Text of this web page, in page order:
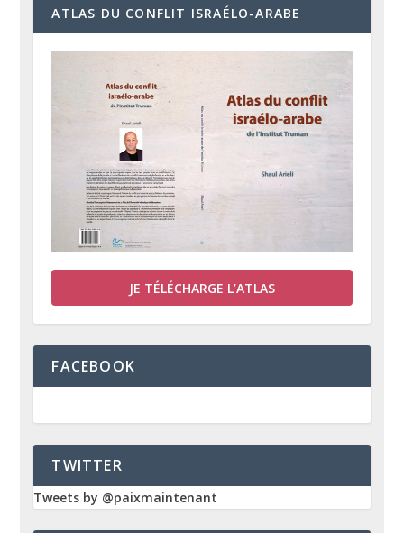
ATLAS DU CONFLIT ISRAÉLO-ARABE
JE TÉLÉCHARGE L’ATLAS
FACEBOOK
TWITTER
Tweets by @paixmaintenant